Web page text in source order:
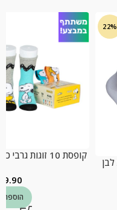
22%
קופסת 10 זוגות גרבי כותנה ילדים, דגם סנופי
הוספה